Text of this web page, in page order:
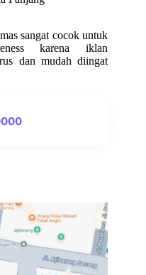
sangat cocok untuk
karena iklan
dan mudah diingat